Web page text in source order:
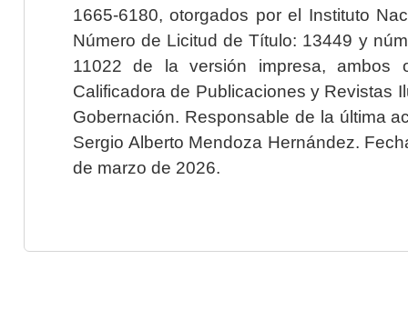
1665-6180, otorgados por el Instituto
Número de Licitud de Título: 13449 y
11022 de la versión impresa, ambos
Calificadora de Publicaciones y Revistas
Gobernación. Responsable de la última
Sergio Alberto Mendoza Hernández.
de marzo de 2026.